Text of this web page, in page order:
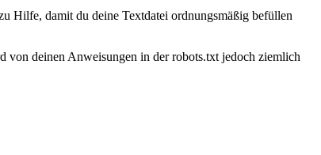
Hilfe, damit du deine Textdatei ordnungsmäßig befüllen
von deinen Anweisungen in der robots.txt jedoch ziemlich